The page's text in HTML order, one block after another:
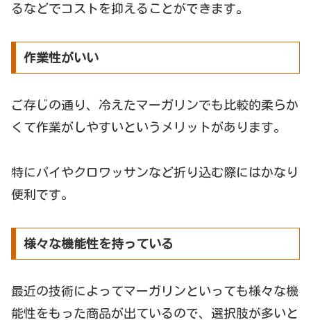
るなどでコストを抑えることができます。
作業性がいい
ご存じの通り、冷えたマーガリンでも比較的柔らか
くて作業がしやすいというメリットがあります。
特にパイやクロワッサンなど折り込む際にはかなり
便利です。
様々な機能性を持っている
最近の技術によってマーガリンといっても様々な機
能性をもった商品が出ているので、選択肢が多いと